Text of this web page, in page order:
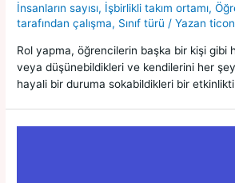
İnsanların sayısı, İşbirlikli takım ortamı,
tarafından çalışma, Sınıf türü / Yazan
Rol yapma, öğrencilerin başka bir kişi gibi
veya düşünebildikleri ve kendilerini her
hayali bir duruma sokabildikleri bir